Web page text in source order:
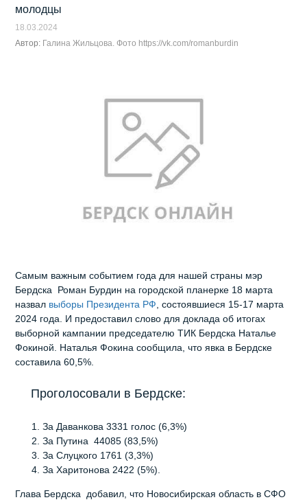
молодцы
18.03.2024
Автор: Галина Жильцова. Фото https://vk.com/romanburdin
Самым важным событием года для нашей страны мэр
Бердска Роман Бурдин на городской планерке 18 марта
назвал выборы Президента РФ , состоявшиеся 15-17 марта
2024 года. И предоставил слово для доклада об итогах
выборной кампании председателю ТИК Бердска Наталье
Фокиной. Наталья Фокина сообщила, что явка в Бердске
составила 60,5%.
Проголосовали в Бердске:
За Даванкова 3331 голос (6,3%)
За Путина 44085 (83,5%)
За Слуцкого 1761 (3,3%)
За Харитонова 2422 (5%).
Глава Бердска добавил, что Новосибирская область в СФО